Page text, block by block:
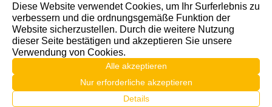
2026© CDU-Korschenbroich | Designed by
fresch-webdesign – webdesign mit ♥
Diese Website verwendet Cookies, um Ihr Surferlebnis zu
verbessern und die ordnungsgemäße Funktion der
Website sicherzustellen. Durch die weitere Nutzung
dieser Seite bestätigen und akzeptieren Sie unsere
Verwendung von Cookies.
Alle akzeptieren
Nur erforderliche akzeptieren
Details